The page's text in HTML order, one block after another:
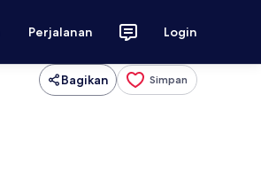
Perjalanan Login
Bagikan Simpan